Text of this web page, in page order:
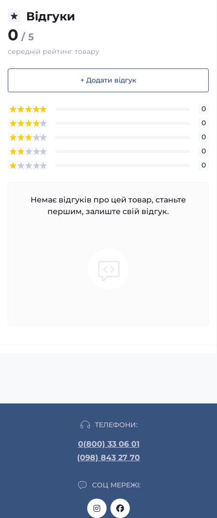
Відгуки
0 / 5
середній рейтинг товару
+ Додати відгук
0
0
0
0
0
Немає відгуків про цей товар, станьте
першим, залиште свій відгук.
ТЕЛЕФОНИ:
0(800) 33 06 01
(098) 843 27 70
СОЦ МЕРЕЖІ: